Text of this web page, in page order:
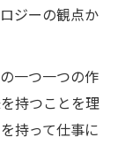
ジーの観点か
一つ一つの作
持つことを理
持って仕事に